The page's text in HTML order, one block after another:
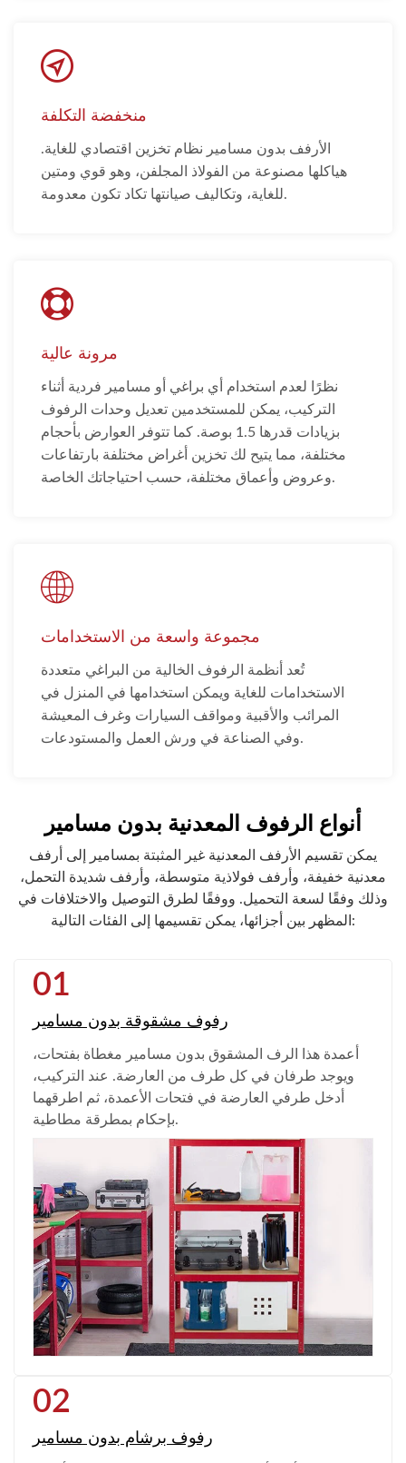
منخفضة التكلفة
الأرفف بدون مسامير نظام تخزين اقتصادي للغاية.
هياكلها مصنوعة من الفولاذ المجلفن، وهو قوي ومتين
للغاية، وتكاليف صيانتها تكاد تكون معدومة.
مرونة عالية
نظرًا لعدم استخدام أي براغي أو مسامير فردية أثناء
التركيب، يمكن للمستخدمين تعديل وحدات الرفوف
بزيادات قدرها 1.5 بوصة. كما تتوفر العوارض بأحجام
مختلفة، مما يتيح لك تخزين أغراض مختلفة بارتفاعات
وعروض وأعماق مختلفة، حسب احتياجاتك الخاصة.
مجموعة واسعة من الاستخدامات
تُعد أنظمة الرفوف الخالية من البراغي متعددة
الاستخدامات للغاية ويمكن استخدامها في المنزل في
المرائب والأقبية ومواقف السيارات وغرف المعيشة
وفي الصناعة في ورش العمل والمستودعات.
أنواع الرفوف المعدنية بدون مسامير
يمكن تقسيم الأرفف المعدنية غير المثبتة بمسامير إلى أرفف
معدنية خفيفة، وأرفف فولاذية متوسطة، وأرفف شديدة التحمل،
وذلك وفقًا لسعة التحميل. ووفقًا لطرق التوصيل والاختلافات في
المظهر بين أجزائها، يمكن تقسيمها إلى الفئات التالية:
رفوف مشقوقة بدون مسامير
أعمدة هذا الرف المشقوق بدون مسامير مغطاة بفتحات،
ويوجد طرفان في كل طرف من العارضة. عند التركيب،
أدخل طرفي العارضة في فتحات الأعمدة، ثم اطرقهما
بإحكام بمطرقة مطاطية.
01
رفوف برشام بدون مسامير
02